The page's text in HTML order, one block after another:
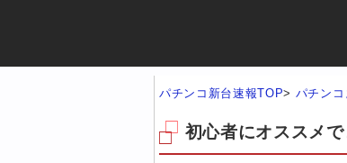
パチンコ新台速報TOP> パチン
初心者にオススメ